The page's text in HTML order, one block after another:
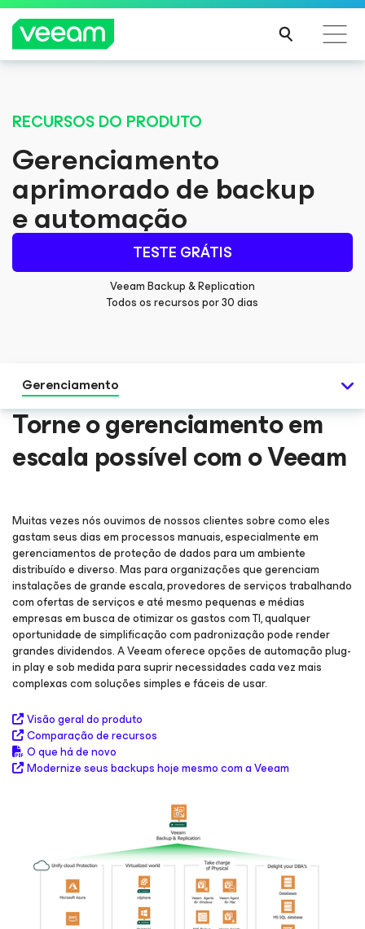
pela atualização de conteúdo da CrowdStrike
MAIS
RECURSOS DO PRODUTO
Gerenciamento
aprimorado de backup
e automação
TESTE GRÁTIS
Veeam Backup & Replication
Todos os recursos por 30 dias
Gerenciamento
Torne o gerenciamento em
escala possível com o Veeam
Muitas vezes nós ouvimos de nossos clientes sobre como eles
gastam seus dias em processos manuais, especialmente em
gerenciamentos de proteção de dados para um ambiente
distribuído e diverso. Mas para organizações que gerenciam
instalações de grande escala, provedores de serviços trabalhando
com ofertas de serviços e até mesmo pequenas e médias
empresas em busca de otimizar os gastos com TI, qualquer
oportunidade de simplificação com padronização pode render
grandes dividendos. A Veeam oferece opções de automação plug-
in play e sob medida para suprir necessidades cada vez mais
complexas com soluções simples e fáceis de usar.
Visão geral do produto
Comparação de recursos
O que há de novo
Modernize seus backups hoje mesmo com a Veeam